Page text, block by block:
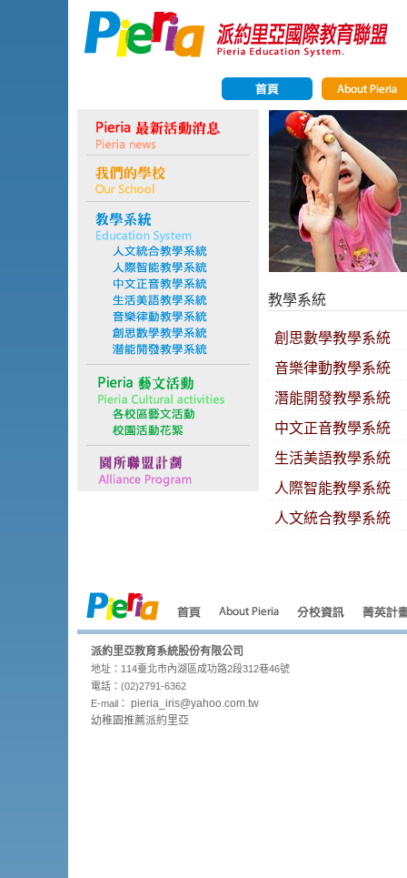
教學系統
創思數學教學系統
音樂律動教學系統
潛能開發教學系統
中文正音教學系統
生活美語教學系統
人際智能教學系統
人文統合教學系統
派約里亞教育系統股份有限公司
地址：114臺北市內湖區成功路2段312巷46號
電話：(02)2791-6362
E-mail： pieria_ iris@yahoo.com.tw
幼稚園推薦派約里亞